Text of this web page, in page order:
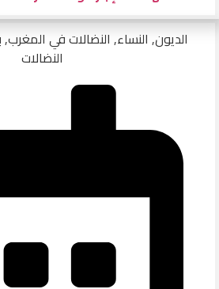
الديون, النساء, النضالات في المغرب,
النضالات